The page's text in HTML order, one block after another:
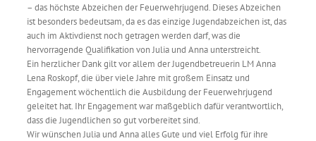
– das höchste Abzeichen der Feuerwehrjugend. Dieses Abzeichen
ist besonders bedeutsam, da es das einzige Jugendabzeichen ist, das
auch im Aktivdienst noch getragen werden darf, was die
hervorragende Qualifikation von Julia und Anna unterstreicht.
Ein herzlicher Dank gilt vor allem der Jugendbetreuerin LM Anna
Lena Roskopf, die über viele Jahre mit großem Einsatz und
Engagement wöchentlich die Ausbildung der Feuerwehrjugend
geleitet hat. Ihr Engagement war maßgeblich dafür verantwortlich,
dass die Jugendlichen so gut vorbereitet sind.
Wir wünschen Julia und Anna alles Gute und viel Erfolg für ihre